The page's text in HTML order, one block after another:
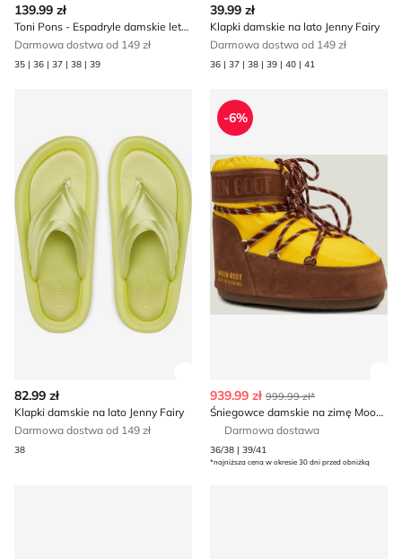
139.99 zł
Toni Pons - Espadryle damskie letnie
Darmowa dostwa od 149 zł
35 | 36 | 37 | 38 | 39
39.99 zł
Klapki damskie na lato Jenny Fairy
Darmowa dostwa od 149 zł
36 | 37 | 38 | 39 | 40 | 41
Klapki damskie na lato Jenny Fairy
82.99 zł
Klapki damskie na lato Jenny Fairy
Darmowa dostwa od 149 zł
38
Śniegowce damskie na
-6%
939.99 zł 999.99 zł*
Śniegowce damskie na zimę Moon Boot
Darmowa dostawa
36/38 | 39/41
*najniższa cena w okresie 30 dni przed obniżką